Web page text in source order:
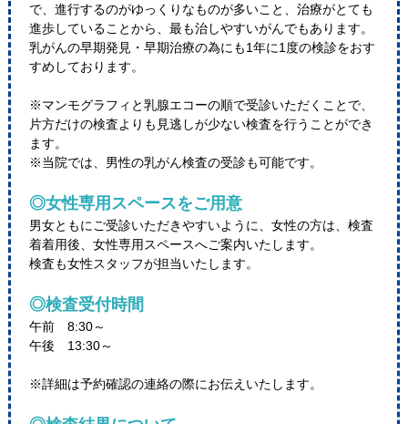
で、進行するのがゆっくりなものが多いこと、治療がとても
進歩していることから、最も治しやすいがんでもあります。
乳がんの早期発見・早期治療の為にも1年に1度の検診をおす
すめしております。
※マンモグラフィと乳腺エコーの順で受診いただくことで、
片方だけの検査よりも見逃しが少ない検査を行うことができ
ます。
※当院では、男性の乳がん検査の受診も可能です。
◎女性専用スペースをご用意
男女ともにご受診いただきやすいように、女性の方は、検査
着着用後、女性専用スペースへご案内いたします。
検査も女性スタッフが担当いたします。
◎検査受付時間
午前 8:30～
午後 13:30～
※詳細は予約確認の連絡の際にお伝えいたします。